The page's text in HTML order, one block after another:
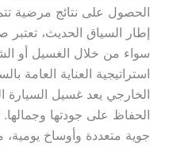
الحصول على نتائج مرضية
إطار السياق الحديث،
سواء من خلال الغسيل أو
استراتيجية العناية العامة
الخارجي يعد غسيل
الحفاظ على جودتها
جوية متعددة وأوساخ